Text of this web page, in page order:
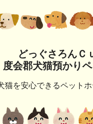
どっぐさろんＣ
度会郡犬猫預かり
猫を安心できるペットホ